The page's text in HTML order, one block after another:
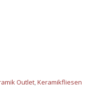
Outlet,Keramikfliesen